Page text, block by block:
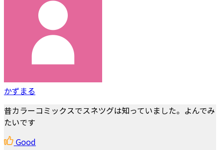
かずまる
昔カラーコミックスでスネツグは知っていました。よんでみ
たいです
Good